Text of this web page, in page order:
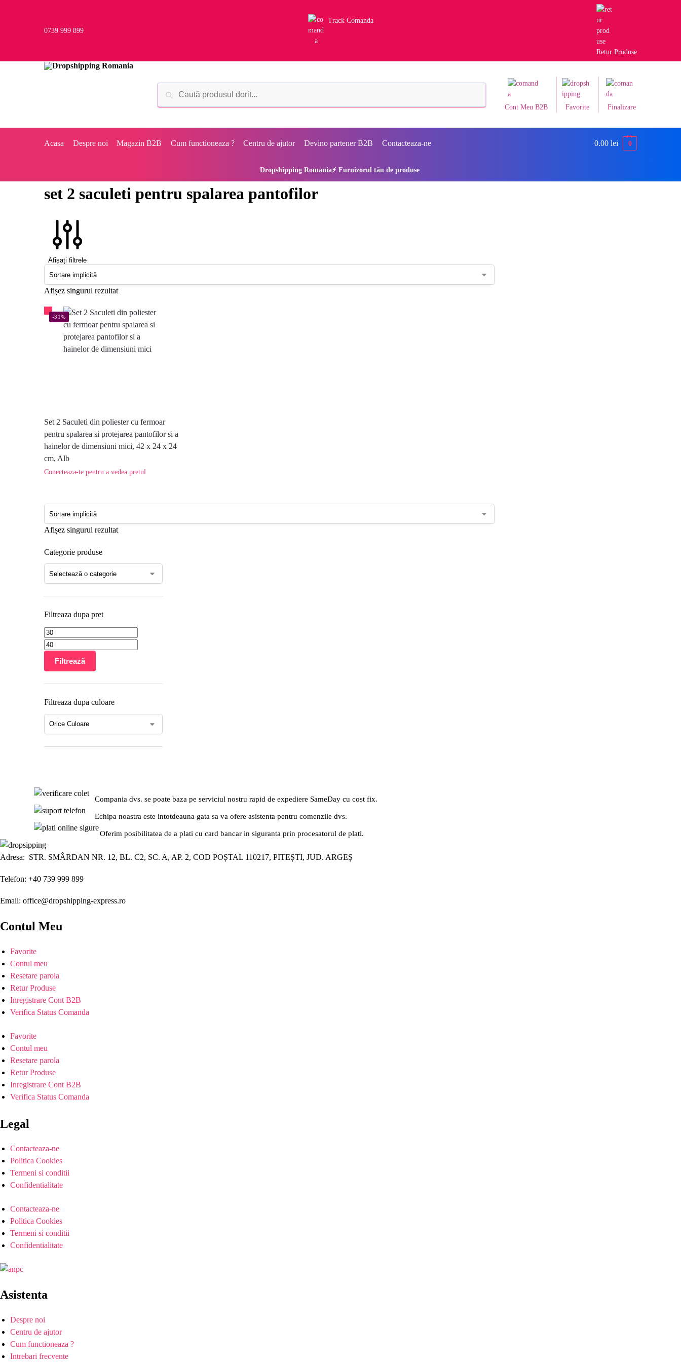
0739 999 899
Track Comanda
Retur Produse
Cont Meu B2B Favorite Finalizare
Acasa Despre noi Magazin B2B Cum functioneaza ? Centru de ajutor Devino partener B2B Contacteaza-ne 0.00 lei 0
Dropshipping Romania⚡ Furnizorul tău de produse
set 2 saculeti pentru spalarea pantofilor
Afișați filtrele
Afișez singurul rezultat
-31%
Set 2 Saculeti din poliester cu fermoar
pentru spalarea si protejarea pantofilor si a
hainelor de dimensiuni mici, 42 x 24 x 24
cm, Alb
Conecteaza-te pentru a vedea pretul
Afișez singurul rezultat
Categorie produse
Filtreaza dupa pret
Filtrează
Filtreaza dupa culoare
Compania dvs. se poate baza pe serviciul nostru rapid de expediere SameDay cu cost fix.
Echipa noastra este intotdeauna gata sa va ofere asistenta pentru comenzile dvs.
Oferim posibilitatea de a plati cu card bancar in siguranta prin procesatorul de plati.
Adresa: STR. SMÂRDAN NR. 12, BL. C2, SC. A, AP. 2, COD POȘTAL 110217, PITEȘTI, JUD. ARGEȘ
Telefon: +40 739 999 899
Email: office@dropshipping-express.ro
Contul Meu
Favorite
Contul meu
Resetare parola
Retur Produse
Inregistrare Cont B2B
Verifica Status Comanda
Favorite
Contul meu
Resetare parola
Retur Produse
Inregistrare Cont B2B
Verifica Status Comanda
Legal
Contacteaza-ne
Politica Cookies
Termeni si conditii
Confidentialitate
Contacteaza-ne
Politica Cookies
Termeni si conditii
Confidentialitate
Asistenta
Despre noi
Centru de ajutor
Cum functioneaza ?
Intrebari frecvente